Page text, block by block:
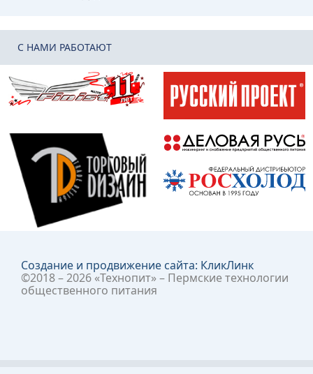
C НАМИ РАБОТАЮТ
Создание и продвижение сайта: КликЛинк
©2018 – 2026 «Технопит» – Пермские технологии
общественного питания